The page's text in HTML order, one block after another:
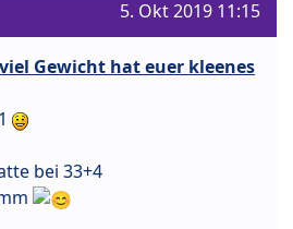
5. Okt 2019 11:15
Gewicht hat euer kleenes
bei 33+4